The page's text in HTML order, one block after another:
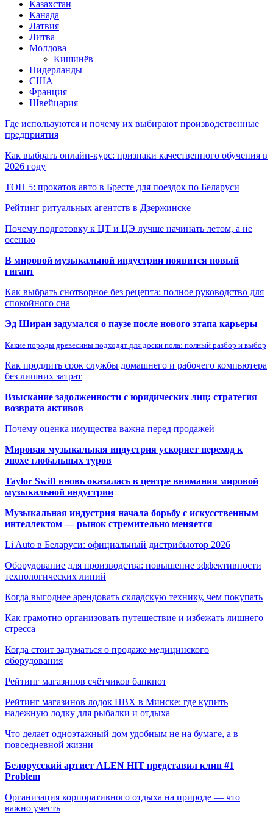
Казахстан
Канада
Латвия
Литва
Молдова
Кишинёв
Нидерланды
США
Франция
Швейцария
Где используются и почему их выбирают производственные
предприятия
Как выбрать онлайн-курс: признаки качественного обучения в
2026 году
ТОП 5: прокатов авто в Бресте для поездок по Беларуси
Рейтинг ритуальных агентств в Дзержинске
Почему подготовку к ЦТ и ЦЭ лучше начинать летом, а не
осенью
В мировой музыкальной индустрии появится новый
гигант
Как выбрать снотворное без рецепта: полное руководство для
спокойного сна
Эд Ширан задумался о паузе после нового этапа карьеры
Какие породы древесины подходят для доски пола: полный разбор и выбор
Как продлить срок службы домашнего и рабочего компьютера
без лишних затрат
Взыскание задолженности с юридических лиц: стратегия
возврата активов
Почему оценка имущества важна перед продажей
Мировая музыкальная индустрия ускоряет переход к
эпохе глобальных туров
Taylor Swift вновь оказалась в центре внимания мировой
музыкальной индустрии
Музыкальная индустрия начала борьбу с искусственным
интеллектом — рынок стремительно меняется
Li Auto в Беларуси: официальный дистрибьютор 2026
Оборудование для производства: повышение эффективности
технологических линий
Когда выгоднее арендовать складскую технику, чем покупать
Как грамотно организовать путешествие и избежать лишнего
стресса
Когда стоит задуматься о продаже медицинского
оборудования
Рейтинг магазинов счётчиков банкнот
Рейтинг магазинов лодок ПВХ в Минске: где купить
надежную лодку для рыбалки и отдыха
Что делает одноэтажный дом удобным не на бумаге, а в
повседневной жизни
Белорусский артист ALEN HIT представил клип #1
Problem
Организация корпоративного отдыха на природе — что
важно учесть